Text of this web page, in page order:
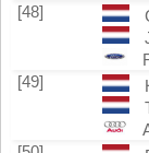
[48]
[49]